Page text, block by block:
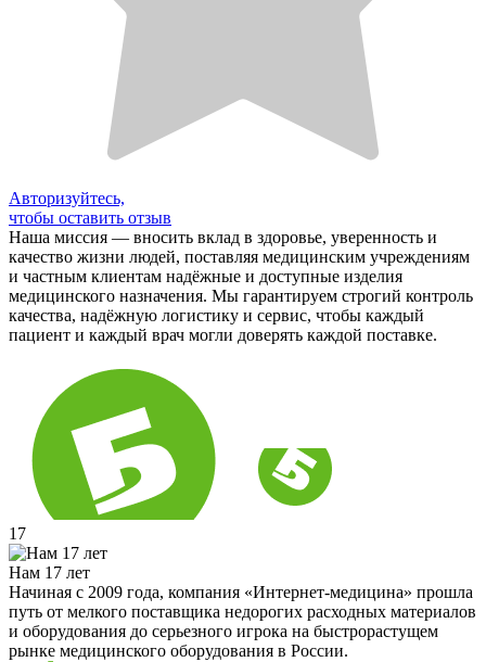
Авторизуйтесь,
чтобы оставить отзыв
Наша миссия — вносить вклад в здоровье, уверенность и
качество жизни людей, поставляя медицинским учреждениям
и частным клиентам надёжные и доступные изделия
медицинского назначения. Мы гарантируем строгий контроль
качества, надёжную логистику и сервис, чтобы каждый
пациент и каждый врач могли доверять каждой поставке.
17
Нам 17 лет
Начиная с 2009 года, компания «Интернет-медицина» прошла
путь от мелкого поставщика недорогих расходных материалов
и оборудования до серьезного игрока на быстрорастущем
рынке медицинского оборудования в России.